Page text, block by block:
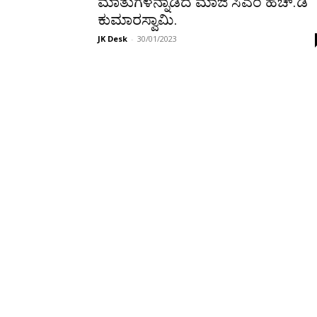
ಕುಮಾರಸ್ವಾಮಿ.
JK Desk - 30/01/2023